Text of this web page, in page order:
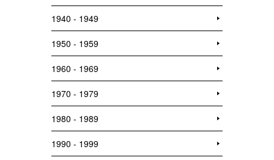
1940 - 1949
1950 - 1959
1960 - 1969
1970 - 1979
1980 - 1989
1990 - 1999